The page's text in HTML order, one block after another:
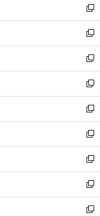
く
で
開
く
ド
ウ
で
開
く
ィ
ン
ド
ウ
で
開
く
新
し
い
ウ
ィ
ン
ド
ウ
で
開
く
新
し
い
ウ
ィ
ン
ド
ウ
で
開
く
新
し
い
ウ
ィ
ン
ド
ウ
で
開
く
新
し
い
ウ
ィ
ン
ド
ウ
で
開
く
新
し
い
ウ
ィ
ン
ド
ウ
で
新
し
い
ウ
ィ
ン
ド
新
し
い
ウ
ィ
新
し
い
新